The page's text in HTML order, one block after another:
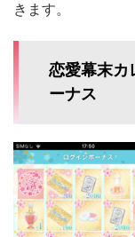
きます。
恋愛幕末カ
ーナス